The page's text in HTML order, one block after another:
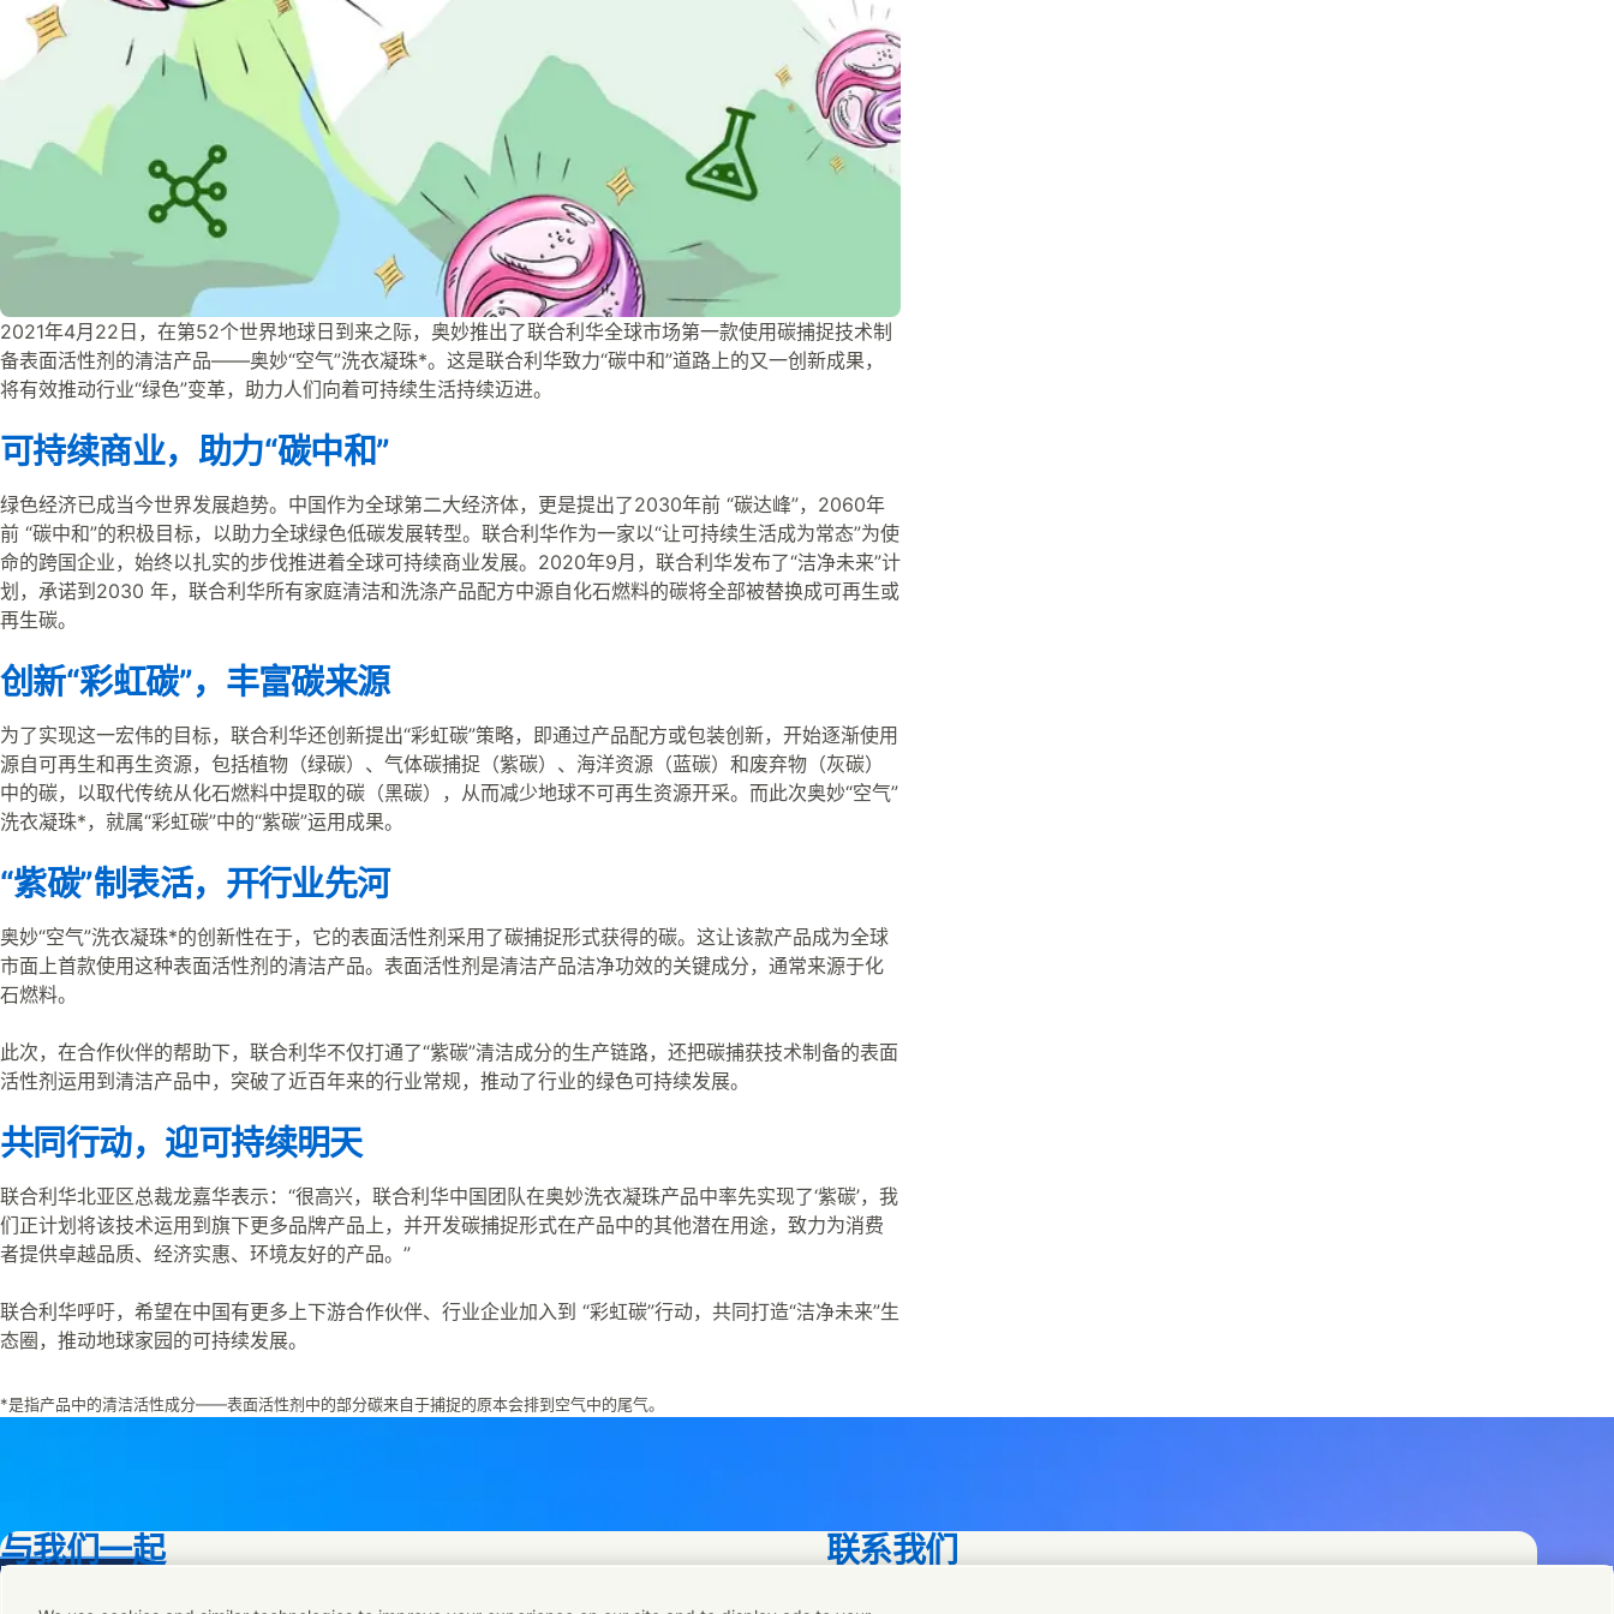
2021年4月22日，在第52个世界地球日到来之际，奥妙推出了联合利华全球市场第一款使用碳捕捉技术制
备表面活性剂的清洁产品——奥妙“空气”洗衣凝珠*。这是联合利华致力“碳中和”道路上的又一创新成果，
将有效推动行业“绿色”变革，助力人们向着可持续生活持续迈进。
可持续商业，助力“碳中和”
绿色经济已成当今世界发展趋势。中国作为全球第二大经济体，更是提出了2030年前 “碳达峰”，2060年
前 “碳中和”的积极目标，以助力全球绿色低碳发展转型。联合利华作为一家以“让可持续生活成为常态”为使
命的跨国企业，始终以扎实的步伐推进着全球可持续商业发展。2020年9月，联合利华发布了“洁净未来”计
划，承诺到2030 年，联合利华所有家庭清洁和洗涤产品配方中源自化石燃料的碳将全部被替换成可再生或
再生碳。
创新“彩虹碳”，丰富碳来源
为了实现这一宏伟的目标，联合利华还创新提出“彩虹碳”策略，即通过产品配方或包装创新，开始逐渐使用
源自可再生和再生资源，包括植物（绿碳）、气体碳捕捉（紫碳）、海洋资源（蓝碳）和废弃物（灰碳）
中的碳，以取代传统从化石燃料中提取的碳（黑碳），从而减少地球不可再生资源开采。而此次奥妙“空气”
洗衣凝珠*，就属“彩虹碳”中的“紫碳”运用成果。
“紫碳”制表活，开行业先河
奥妙“空气”洗衣凝珠*的创新性在于，它的表面活性剂采用了碳捕捉形式获得的碳。这让该款产品成为全球
市面上首款使用这种表面活性剂的清洁产品。表面活性剂是清洁产品洁净功效的关键成分，通常来源于化
石燃料。
此次，在合作伙伴的帮助下，联合利华不仅打通了“紫碳”清洁成分的生产链路，还把碳捕获技术制备的表面
活性剂运用到清洁产品中，突破了近百年来的行业常规，推动了行业的绿色可持续发展。
共同行动，迎可持续明天
联合利华北亚区总裁龙嘉华表示：“很高兴，联合利华中国团队在奥妙洗衣凝珠产品中率先实现了‘紫碳’，我
们正计划将该技术运用到旗下更多品牌产品上，并开发碳捕捉形式在产品中的其他潜在用途，致力为消费
者提供卓越品质、经济实惠、环境友好的产品。”
联合利华呼吁，希望在中国有更多上下游合作伙伴、行业企业加入到 “彩虹碳”行动，共同打造“洁净未来”生
态圈，推动地球家园的可持续发展。
*是指产品中的清洁活性成分——表面活性剂中的部分碳来自于捕捉的原本会排到空气中的尾气。
与我们一起 联系我们